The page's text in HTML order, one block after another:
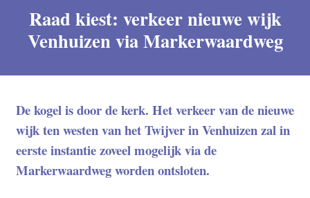
Raad kiest: verkeer nieuwe wijk
Venhuizen via Markerwaardweg
De kogel is door de kerk. Het verkeer van de nieuwe
wijk ten westen van het Twijver in Venhuizen zal in
eerste instantie zoveel mogelijk via de
Markerwaardweg worden ontsloten.